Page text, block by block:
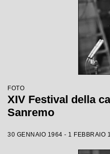
FOTO
XIV Festival della
Sanremo
30 GENNAIO 1964 - 1 FEBBRAIO